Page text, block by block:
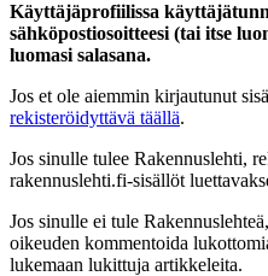
Käyttäjäprofiilissa
sähköpostiosoitteesi (tai itse
luomasi salasana.
Jos et ole aiemmin kirjautunut
rekisteröidyttävä täällä.
Jos sinulle tulee Rakennuslehti,
rakennuslehti.fi-sisällöt
Jos sinulle ei tule
oikeuden kommentoida
lukemaan lukittuja artikkeleita.